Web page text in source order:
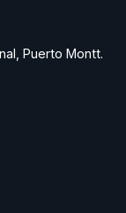
Puerto Montt.